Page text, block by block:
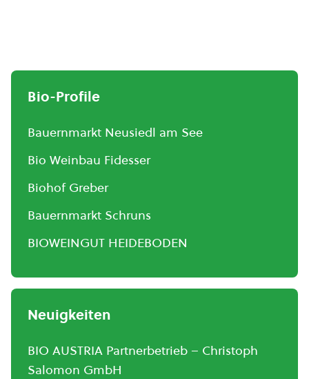
Bio-Profile
Bauernmarkt Neusiedl am See
Bio Weinbau Fidesser
Biohof Greber
Bauernmarkt Schruns
BIOWEINGUT HEIDEBODEN
Neuigkeiten
BIO AUSTRIA Partnerbetrieb – Christoph
Salomon GmbH